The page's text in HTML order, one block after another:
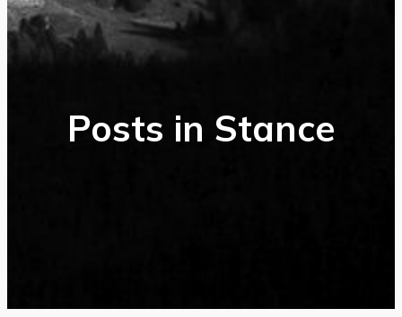
Posts in Stance